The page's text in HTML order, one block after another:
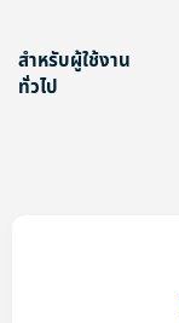
สำหรับผู้ใช้งาน
ทั่วไป